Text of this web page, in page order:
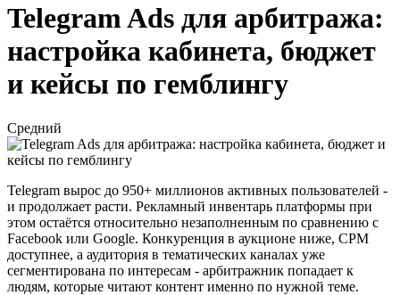
Telegram Ads для арбитража:
настройка кабинета, бюджет
и кейсы по гемблингу
Средний
Telegram вырос до 950+ миллионов активных пользователей -
и продолжает расти. Рекламный инвентарь платформы при
этом остаётся относительно незаполненным по сравнению с
Facebook или Google. Конкуренция в аукционе ниже, CPM
доступнее, а аудитория в тематических каналах уже
сегментирована по интересам - арбитражник попадает к
людям, которые читают контент именно по нужной теме.